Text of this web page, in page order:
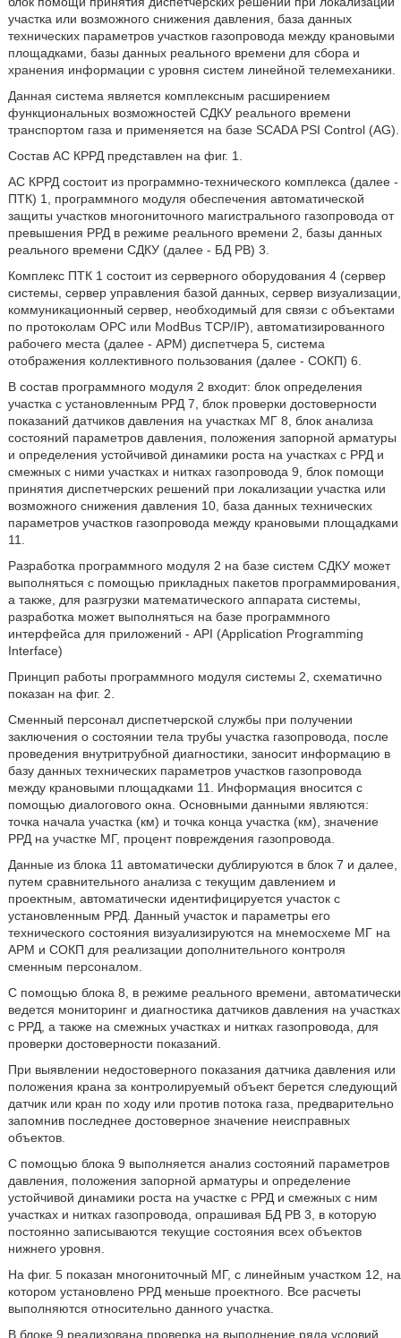
участка или возможного снижения давления, база данных
технических параметров участков газопровода между крановыми
площадками, базы данных реального времени для сбора и
хранения информации с уровня систем линейной телемеханики.
Данная система является комплексным расширением
функциональных возможностей СДКУ реального времени
транспортом газа и применяется на базе SCADA PSI Control (AG).
Состав АС КРРД представлен на фиг. 1.
АС КРРД состоит из программно-технического комплекса (далее -
ПТК) 1, программного модуля обеспечения автоматической
защиты участков многониточного магистрального газопровода от
превышения РРД в режиме реального времени 2, базы данных
реального времени СДКУ (далее - БД РВ) 3.
Комплекс ПТК 1 состоит из серверного оборудования 4 (сервер
системы, сервер управления базой данных, сервер визуализации,
коммуникационный сервер, необходимый для связи с объектами
по протоколам ОРС или ModBus TCP/IP), автоматизированного
рабочего места (далее - АРМ) диспетчера 5, система
отображения коллективного пользования (далее - СОКП) 6.
В состав программного модуля 2 входит: блок определения
участка с установленным РРД 7, блок проверки достоверности
показаний датчиков давления на участках МГ 8, блок анализа
состояний параметров давления, положения запорной арматуры
и определения устойчивой динамики роста на участках с РРД и
смежных с ними участках и нитках газопровода 9, блок помощи
принятия диспетчерских решений при локализации участка или
возможного снижения давления 10, база данных технических
параметров участков газопровода между крановыми площадками
11.
Разработка программного модуля 2 на базе систем СДКУ может
выполняться с помощью прикладных пакетов программирования,
а также, для разгрузки математического аппарата системы,
разработка может выполняться на базе программного
интерфейса для приложений - API (Application Programming
Interface)
Принцип работы программного модуля системы 2, схематично
показан на фиг. 2.
Сменный персонал диспетчерской службы при получении
заключения о состоянии тела трубы участка газопровода, после
проведения внутритрубной диагностики, заносит информацию в
базу данных технических параметров участков газопровода
между крановыми площадками 11. Информация вносится с
помощью диалогового окна. Основными данными являются:
точка начала участка (км) и точка конца участка (км), значение
РРД на участке МГ, процент повреждения газопровода.
Данные из блока 11 автоматически дублируются в блок 7 и далее,
путем сравнительного анализа с текущим давлением и
проектным, автоматически идентифицируется участок с
установленным РРД. Данный участок и параметры его
технического состояния визуализируются на мнемосхеме МГ на
АРМ и СОКП для реализации дополнительного контроля
сменным персоналом.
С помощью блока 8, в режиме реального времени, автоматически
ведется мониторинг и диагностика датчиков давления на участках
с РРД, а также на смежных участках и нитках газопровода, для
проверки достоверности показаний.
При выявлении недостоверного показания датчика давления или
положения крана за контролируемый объект берется следующий
датчик или кран по ходу или против потока газа, предварительно
запомнив последнее достоверное значение неисправных
объектов.
С помощью блока 9 выполняется анализ состояний параметров
давления, положения запорной арматуры и определение
устойчивой динамики роста на участке с РРД и смежных с ним
участках и нитках газопровода, опрашивая БД РВ 3, в которую
постоянно записываются текущие состояния всех объектов
нижнего уровня.
На фиг. 5 показан многониточный МГ, с линейным участком 12, на
котором установлено РРД меньше проектного. Все расчеты
выполняются относительно данного участка.
В блоке 9 реализована проверка на выполнение ряда условий,